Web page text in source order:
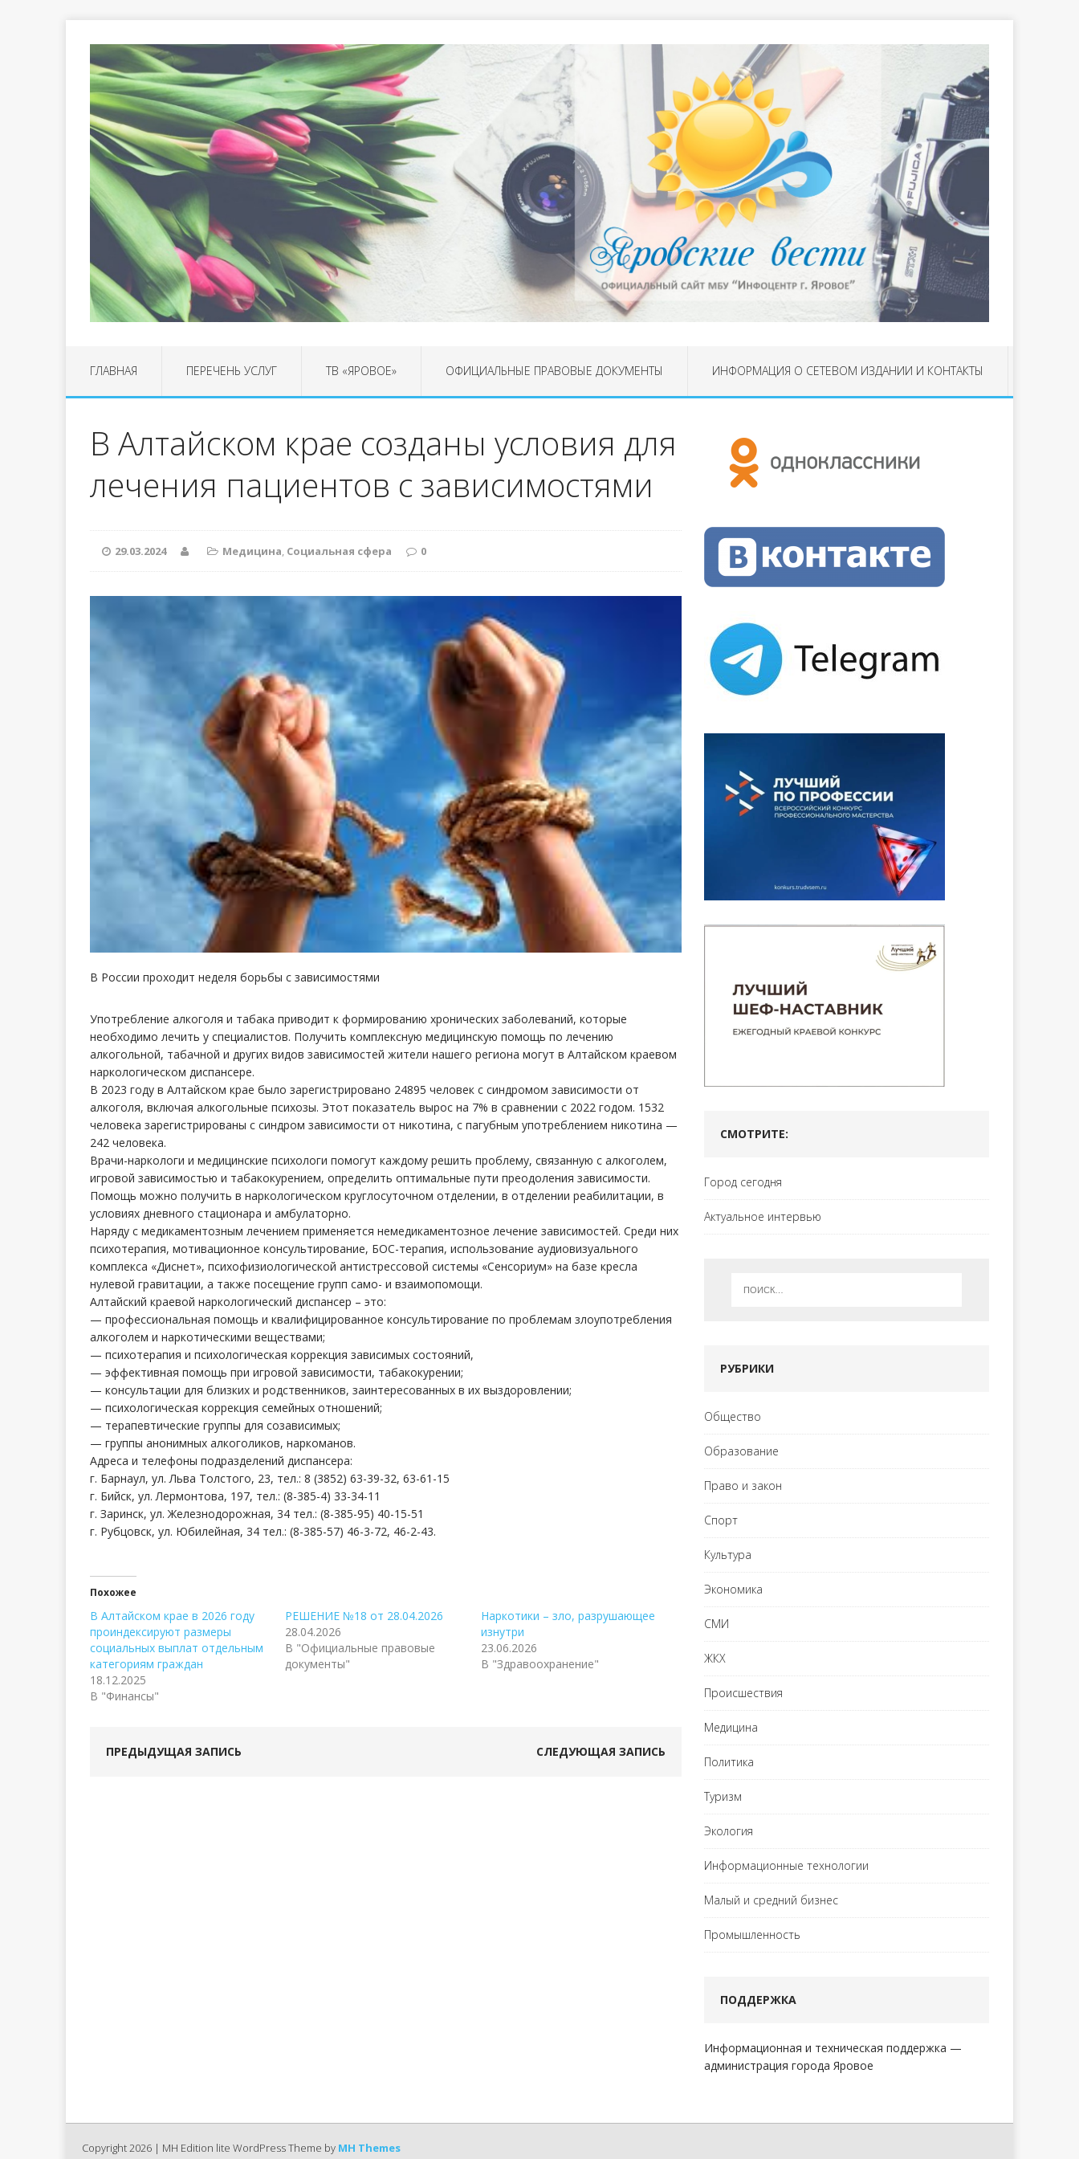
ГЛАВНАЯ ПЕРЕЧЕНЬ УСЛУГ ТВ «ЯРОВОЕ» ОФИЦИАЛЬНЫЕ ПРАВОВЫЕ ДОКУМЕНТЫ ИНФОРМАЦИЯ О СЕТЕВОМ ИЗДАНИИ И КОНТАКТЫ
В Алтайском крае созданы условия для
лечения пациентов с зависимостями
29.03.2024 Медицина, Социальная сфера 0
В России проходит неделя борьбы с зависимостями
Употребление алкоголя и табака приводит к формированию хронических заболеваний, которые
необходимо лечить у специалистов. Получить комплексную медицинскую помощь по лечению
алкогольной, табачной и других видов зависимостей жители нашего региона могут в Алтайском краевом
наркологическом диспансере.
В 2023 году в Алтайском крае было зарегистрировано 24895 человек с синдромом зависимости от
алкоголя, включая алкогольные психозы. Этот показатель вырос на 7% в сравнении с 2022 годом. 1532
человека зарегистрированы с синдром зависимости от никотина, с пагубным употреблением никотина —
242 человека.
Врачи-наркологи и медицинские психологи помогут каждому решить проблему, связанную с алкоголем,
игровой зависимостью и табакокурением, определить оптимальные пути преодоления зависимости.
Помощь можно получить в наркологическом круглосуточном отделении, в отделении реабилитации, в
условиях дневного стационара и амбулаторно.
Наряду с медикаментозным лечением применяется немедикаментозное лечение зависимостей. Среди них
психотерапия, мотивационное консультирование, БОС-терапия, использование аудиовизуального
комплекса «Диснет», психофизиологической антистрессовой системы «Сенсориум» на базе кресла
нулевой гравитации, а также посещение групп само- и взаимопомощи.
Алтайский краевой наркологический диспансер – это:
— профессиональная помощь и квалифицированное консультирование по проблемам злоупотребления
алкоголем и наркотическими веществами;
— психотерапия и психологическая коррекция зависимых состояний,
— эффективная помощь при игровой зависимости, табакокурении;
— консультации для близких и родственников, заинтересованных в их выздоровлении;
— психологическая коррекция семейных отношений;
— терапевтические группы для созависимых;
— группы анонимных алкоголиков, наркоманов.
Адреса и телефоны подразделений диспансера:
г. Барнаул, ул. Льва Толстого, 23, тел.: 8 (3852) 63-39-32, 63-61-15
г. Бийск, ул. Лермонтова, 197, тел.: (8-385-4) 33-34-11
г. Заринск, ул. Железнодорожная, 34 тел.: (8-385-95) 40-15-51
г. Рубцовск, ул. Юбилейная, 34 тел.: (8-385-57) 46-3-72, 46-2-43.
Похожее
В Алтайском крае в 2026 году
проиндексируют размеры
социальных выплат отдельным
категориям граждан
18.12.2025
В "Финансы"
РЕШЕНИЕ №18 от 28.04.2026
28.04.2026
В "Официальные правовые
документы"
Наркотики – зло, разрушающее
изнутри
23.06.2026
В "Здравоохранение"
ПРЕДЫДУЩАЯ ЗАПИСЬ СЛЕДУЮЩАЯ ЗАПИСЬ
СМОТРИТЕ:
Город сегодня
Актуальное интервью
РУБРИКИ
Общество
Образование
Право и закон
Спорт
Культура
Экономика
СМИ
ЖКХ
Происшествия
Медицина
Политика
Туризм
Экология
Информационные технологии
Малый и средний бизнес
Промышленность
ПОДДЕРЖКА
Информационная и техническая поддержка —
администрация города Яровое
Copyright 2026 | MH Edition lite WordPress Theme by MH Themes